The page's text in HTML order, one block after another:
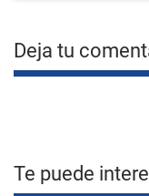
Deja tu
Te puede